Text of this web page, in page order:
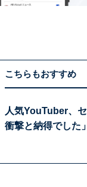
こちらもおすすめ
人気YouTuber、
衝撃と納得でした